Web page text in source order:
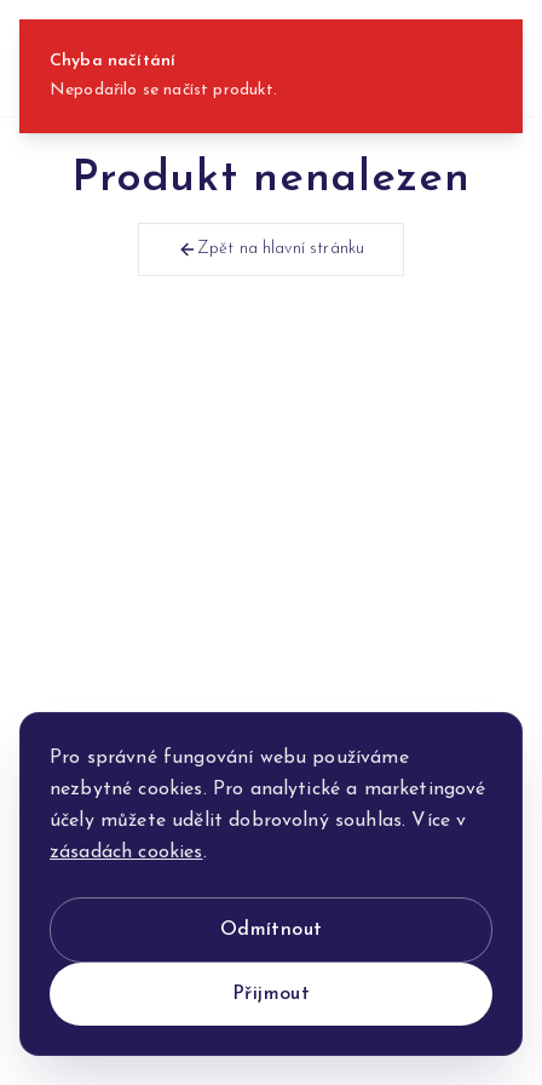
Chyba načítání
Nepodařilo se načíst produkt.
Pro správné fungování webu používáme
nezbytné cookies. Pro analytické a marketingové
účely můžete udělit dobrovolný souhlas. Více v
zásadách cookies.
Odmítnout
Přijmout
Produkt nenalezen
Zpět na hlavní stránku